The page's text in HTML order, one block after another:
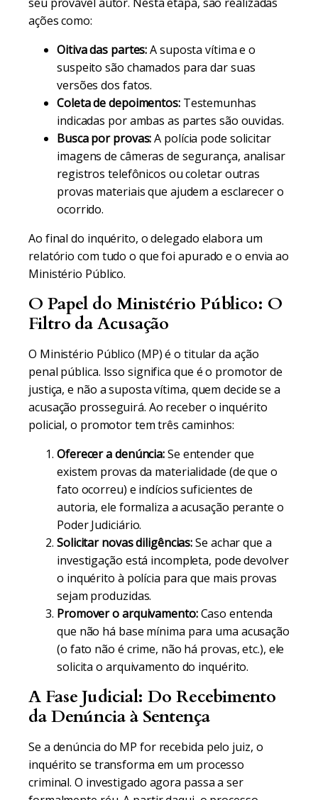
ações como:
Oitiva das partes:A suposta vítima e o
suspeito são chamados para dar suas
versões dos fatos.
Coleta de depoimentos:Testemunhas
indicadas por ambas as partes são ouvidas.
Busca por provas:A polícia pode solicitar
imagens de câmeras de segurança, analisar
registros telefônicos ou coletar outras
provas materiais que ajudem a esclarecer o
ocorrido.
Ao final do inquérito, o delegado elabora um
relatório com tudo o que foi apurado e o envia ao
Ministério Público.
O Papel do Ministério Público: O
Filtro da Acusação
O Ministério Público (MP) é o titular da ação
penal pública. Isso significa que é o promotor de
justiça, e não a suposta vítima, quem decide se a
acusação prosseguirá. Ao receber o inquérito
policial, o promotor tem três caminhos:
Oferecer a denúncia:Se entender que
existem provas da materialidade (de que o
fato ocorreu) e indícios suficientes de
autoria, ele formaliza a acusação perante o
Poder Judiciário.
Solicitar novas diligências:Se achar que a
investigação está incompleta, pode devolver
o inquérito à polícia para que mais provas
sejam produzidas.
Promover o arquivamento:Caso entenda
que não há base mínima para uma acusação
(o fato não é crime, não há provas, etc.), ele
solicita o arquivamento do inquérito.
A Fase Judicial: Do Recebimento
da Denúncia à Sentença
Se a denúncia do MP for recebida pelo juiz, o
inquérito se transforma em um processo
criminal. O investigado agora passa a ser